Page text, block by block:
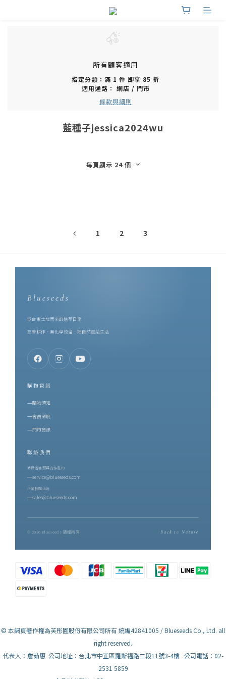
所有顧客適用
指定分類：滿 1 件 即享 85 折
適用通路： 網店 / 門市
條款與細則
藍種子jessica2024wu
每頁顯示 24 個
1 2 3
Blueseeds
從台東土地而來的植萃日常
友善耕作．無化學殘留．把自然還給生活
購物資訊
購物須知
會員制度
門市資訊
聯絡我們
消費者客服與合作邀約
service@blueseeds.com
企業採購洽詢
sales@blueseeds.com
© 2026 Blueseeds 版權所有 Back to Nature
© 本網頁著作權為芙彤園股份有限公司所有 統編42841005 / Blueseeds Co., Ltd. all
right reserved.
代表人：詹茹惠 公司地址：台北市中正區羅斯福路二段11號3-4樓 公司電話：02-
2531 5859